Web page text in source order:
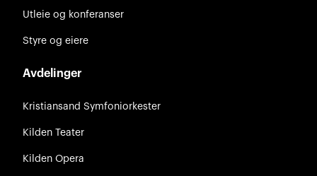
Utleie og konferanser
Styre og eiere
Avdelinger
Kristiansand Symfoniorkester
Kilden Teater
Kilden Opera